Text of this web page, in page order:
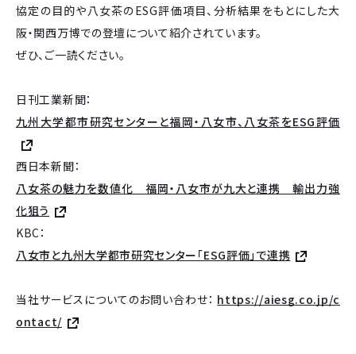
協定の目的や八女茶のESG評価項目、分析結果をもとにした大
阪・関西万博での登壇について紹介されています。
ぜひ、ご一読ください。
日刊工業新聞：
九州大学都市研究センターと福岡・八女市、八女茶をESG評価
西日本新聞：
八女茶の魅力を数値化 福岡・八女市が九大と連携 輸出力強
化狙う
KBC：
八女市と九州大学都市研究センター「ESG評価」で連携
当社サービスについてのお問い合わせ： https://aiesg.co.jp/c
ontact/